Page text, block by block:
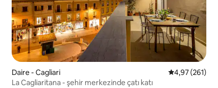
Daire - Cagliari 5 üzerinden
4,97 (261)
La Cagliaritana - şehir merkezinde çatı katı